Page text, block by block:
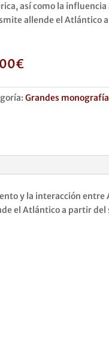
así como la influencia
allende el Atlántico
€
Grandes
y la interacción entre
el Atlántico a partir del